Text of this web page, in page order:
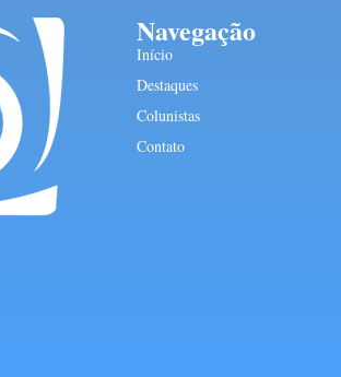
Navegação
Início
Destaques
Colunistas
Contato